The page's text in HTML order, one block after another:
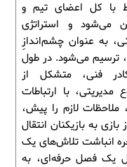
با کل اعضای تیم و
می‌شود و استراتژی
به عنوان چشم‌اندازِ
ترسیم می‌شود. در طول
فنی، متشکل از
با ارتباطات
ملاحظات لازم را پیش،
به بازیکنان انتقال
انباشت تلاش‌های یک
یک فصل حرفه‌ای، به